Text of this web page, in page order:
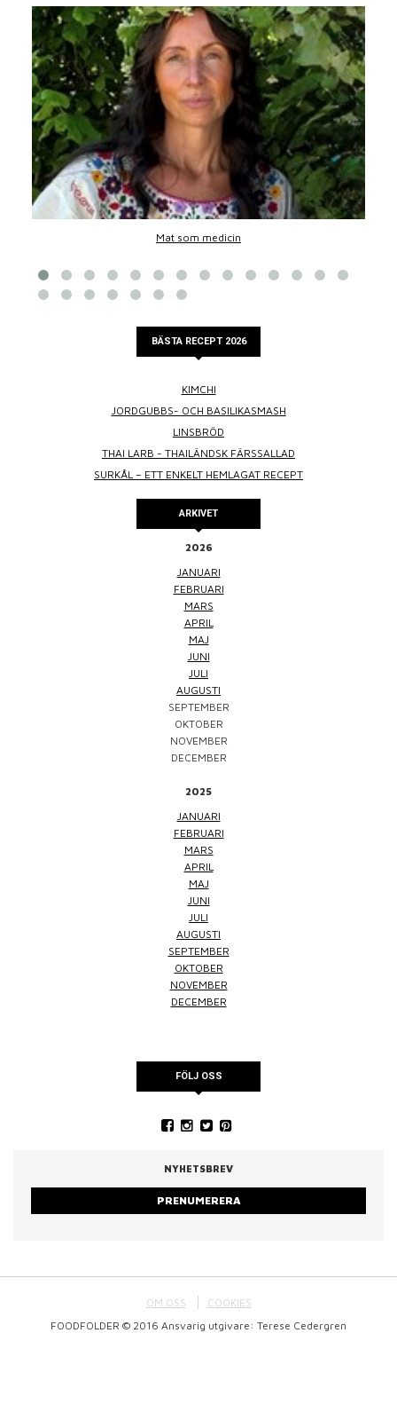
Mat som medicin
BÄSTA RECEPT 2026
KIMCHI
JORDGUBBS- OCH BASILIKASMASH
LINSBRÖD
THAI LARB - THAILÄNDSK FÄRSSALLAD
SURKÅL – ETT ENKELT HEMLAGAT RECEPT
ARKIVET
2026
JANUARI
FEBRUARI
MARS
APRIL
MAJ
JUNI
JULI
AUGUSTI
SEPTEMBER
OKTOBER
NOVEMBER
DECEMBER
2025
JANUARI
FEBRUARI
MARS
APRIL
MAJ
JUNI
JULI
AUGUSTI
SEPTEMBER
OKTOBER
NOVEMBER
DECEMBER
FÖLJ OSS
NYHETSBREV
PRENUMERERA
OM OSS
COOKIES
FOODFOLDER © 2016 Ansvarig utgivare: Terese Cedergren